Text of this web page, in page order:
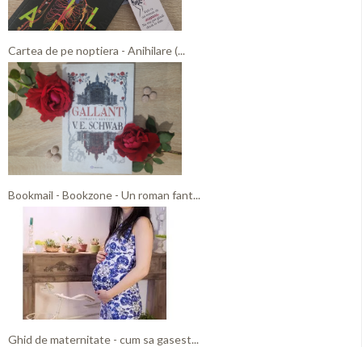
Cartea de pe noptiera - Anihilare (...
Bookmail - Bookzone - Un roman fant...
Ghid de maternitate - cum sa gasest...